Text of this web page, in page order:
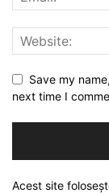
Save my
next time I
Acest site